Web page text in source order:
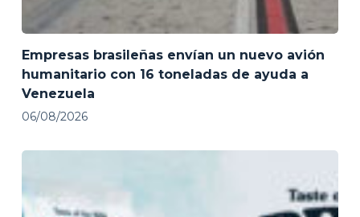
Empresas brasileñas envían un nuevo avión
humanitario con 16 toneladas de ayuda a
Venezuela
06/08/2026